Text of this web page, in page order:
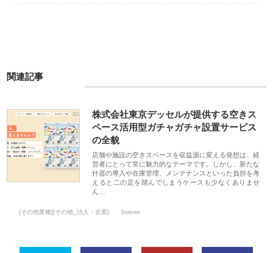
関連記事
株式会社東京デッセルが提供する空きス
ペース活用型ガチャガチャ設置サービス
の全貌
店舗や施設の空きスペースを収益源に変える発想は、経
営者にとって常に魅力的なテーマです。しかし、新たな
什器の導入や在庫管理、メンテナンスといった負担を考
えると二の足を踏んでしまうケースも少なくありませ
ん…
[その他業種][その他_法人・企業] 0views